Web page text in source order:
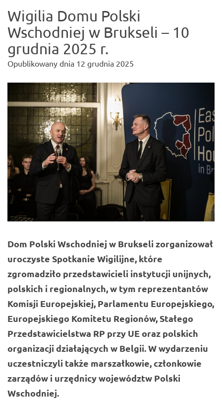
Wigilia Domu Polski
Wschodniej w Brukseli – 10
grudnia 2025 r.
Opublikowany dnia 12 grudnia 2025
Dom Polski Wschodniej w Brukseli zorganizował
uroczyste Spotkanie Wigilijne, które
zgromadziło przedstawicieli instytucji unijnych,
polskich i regionalnych, w tym reprezentantów
Komisji Europejskiej, Parlamentu Europejskiego,
Europejskiego Komitetu Regionów, Stałego
Przedstawicielstwa RP przy UE oraz polskich
organizacji działających w Belgii. W wydarzeniu
uczestniczyli także marszałkowie, członkowie
zarządów i urzędnicy województw Polski
Wschodniej.